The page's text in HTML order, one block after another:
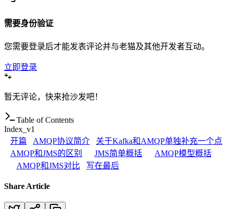
需要身份验证
您需要登录后才能发表评论并与老猫及其他开发者互动。
立即登录
🐾
暂无评论，快来抢沙发吧！
Table of Contents
Index_v1
开篇
AMQP协议简介
关于Kafka和AMQP单独补充一个点
AMQP和JMS的区别
JMS简单概括
AMQP模型概括
AMQP和JMS对比
写在最后
Share Article